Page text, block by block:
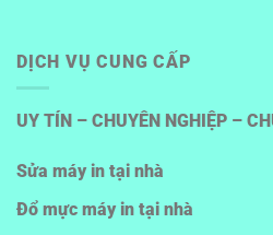
DỊCH VỤ CUNG CẤP
UY TÍN – CHUYÊN NGHIỆP –
Sửa máy in tại nhà
Đổ mực máy in tại nhà